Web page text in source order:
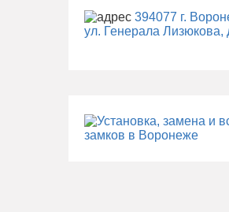
394077 г.
ул. Генерала Лизюкова,